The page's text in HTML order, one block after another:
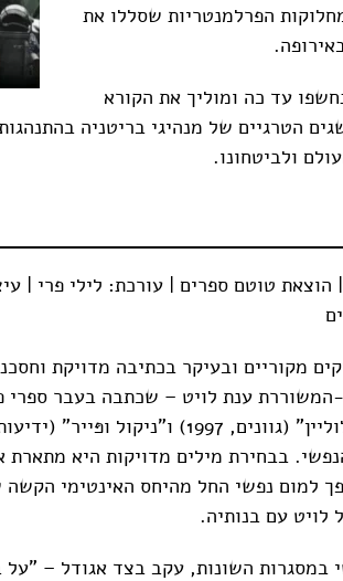
הפרלמנטריות שסללו את
עד כה ומוליך את הקורא
הטרגיים של מנהיגי בריטניה
ולביטחונו.
טוטם ספרים | עורכת: לילי פרי |
מקוריים ובעיקר בכתיבה מדויקת
ענת לויט – שכתבה בעבר ספרי
בבחירת מילים מדויקות היא מתארת
למום נפשי החל מהיחס האינטימי
לויט עם בנותיה.
במסגרות השונות, עקב בצד אגודל –